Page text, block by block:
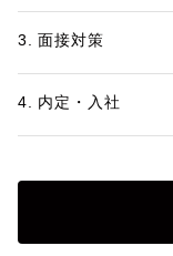
3. 面接対策
4. 内定・入社